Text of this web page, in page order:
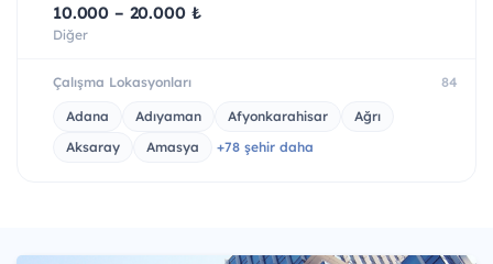
10.000 – 20.000 ₺
Diğer
Çalışma Lokasyonları 84
Adana Adıyaman Afyonkarahisar
Ağrı
Aksaray
Amasya +78 şehir daha